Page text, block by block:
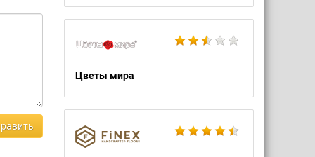
Цветы мира